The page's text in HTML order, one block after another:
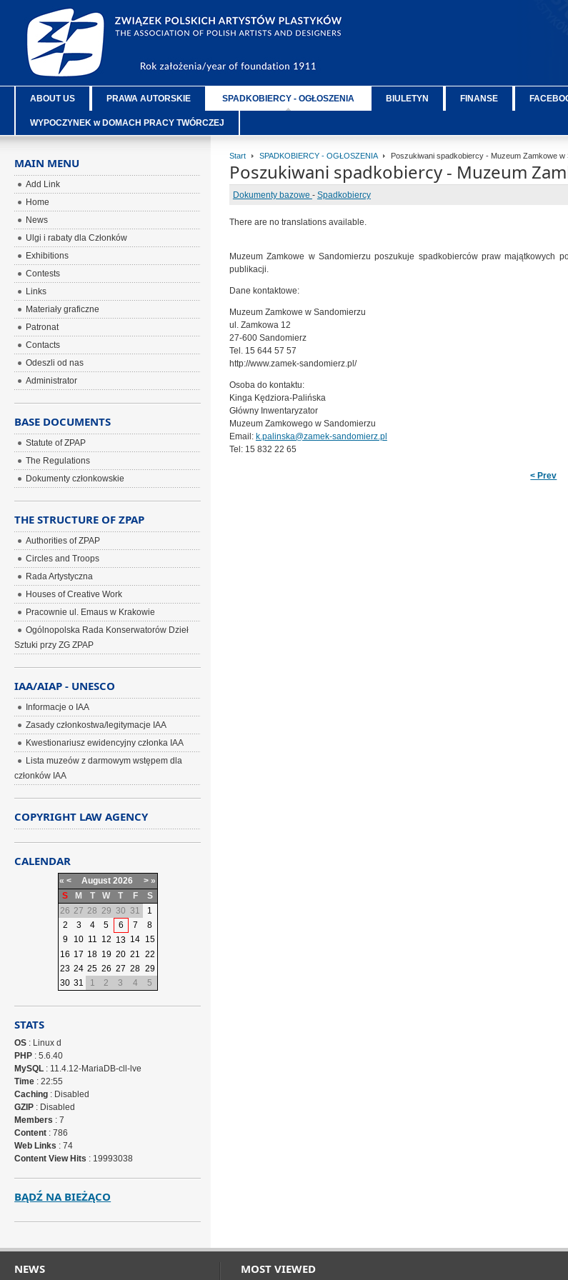
ABOUT US PRAWA AUTORSKIE SPADKOBIERCY - OGŁOSZENIA BIULETYN FINANSE
WYPOCZYNEK w DOMACH PRACY TWÓRCZEJ
Start SPADKOBIERCY - OGŁOSZENIA Poszukiwani spadkobiercy - Muzeum Zamkowe w
Poszukiwani spadkobiercy - Muzeum
Dokumenty bazowe - Spadkobiercy
There are no translations available.
Muzeum Zamkowe w Sandomierzu poszukuje spadkobierców praw majątkowych
publikacji.
Dane kontaktowe:
Muzeum Zamkowe w Sandomierzu
ul. Zamkowa 12
27-600 Sandomierz
Tel. 15 644 57 57
http://www.zamek-sandomierz.pl/
Osoba do kontaktu:
Kinga Kędziora-Palińska
Główny Inwentaryzator
Muzeum Zamkowego w Sandomierzu
Email: k.palinska@zamek-sandomierz.pl
Tel: 15 832 22 65
< Prev
MAIN MENU
Add Link
Home
News
Ulgi i rabaty dla Członków
Exhibitions
Contests
Links
Materiały graficzne
Patronat
Contacts
Odeszli od nas
Administrator
BASE DOCUMENTS
Statute of ZPAP
The Regulations
Dokumenty członkowskie
THE STRUCTURE OF ZPAP
Authorities of ZPAP
Circles and Troops
Rada Artystyczna
Houses of Creative Work
Pracownie ul. Emaus w Krakowie
Ogólnopolska Rada Konserwatorów Dzieł
Sztuki przy ZG ZPAP
IAA/AIAP - UNESCO
Informacje o IAA
Zasady członkostwa/legitymacje IAA
Kwestionariusz ewidencyjny członka IAA
Lista muzeów z darmowym wstępem dla
członków IAA
COPYRIGHT LAW AGENCY
CALENDAR
« < August 2026 > »
S
M T W T F
S
26 27 28 29 30 31
1
2
3 4 5 6 7
8
9
10 11 12 13 14 15
16 17 18 19 20 21 22
23 24 25 26 27 28 29
30 31 1 2 3 4 5
STATS
OS : Linux d
PHP : 5.6.40
MySQL : 11.4.12-MariaDB-cll-lve
Time : 22:55
Caching : Disabled
GZIP : Disabled
Members : 7
Content : 786
Web Links : 74
Content View Hits : 19993038
BĄDŹ NA BIEŻĄCO
NEWS MOST VIEWED